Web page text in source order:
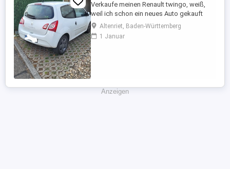
Verkaufe meinen Renault twingo, weiß,
weil ich schon ein neues Auto gekauft
habe und es nicht mehr brauche. Er fährt
tadellos, sehr zuverlässiges Auto, bin sehr
zufrieden, möchte aber nicht zwei Autos
Altenriet, Baden-Württemberg
1 Januar
Anzeigen